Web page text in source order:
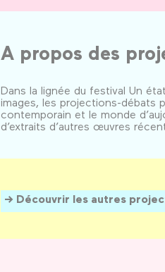
A propos des
Dans la lignée du festival Un
images, les projections-débats
contemporain et le monde
d’extraits d’autres œuvres
Découvrir les autres